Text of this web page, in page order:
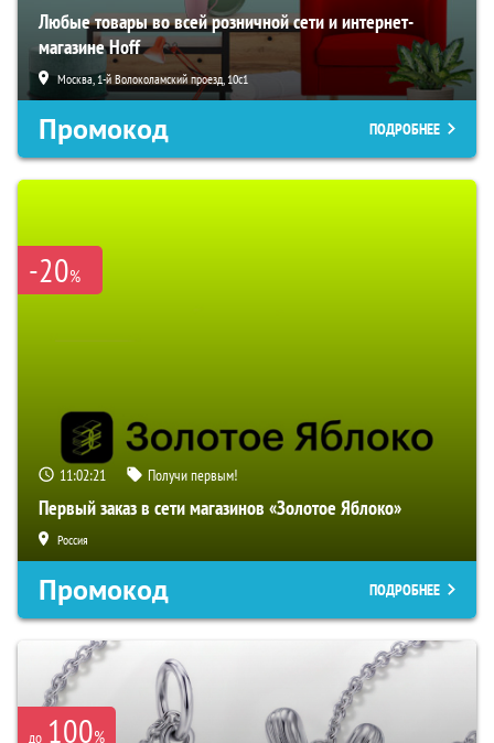
Любые товары во всей розничной сети и интернет-
магазине Hoff
Москва, 1-й Волоколамский проезд, 10с1
Промокод ПОДРОБНЕЕ
-20%
11:02:20 Получи первым!
Первый заказ в сети магазинов «Золотое Яблоко»
Россия
Промокод ПОДРОБНЕЕ
до 100%